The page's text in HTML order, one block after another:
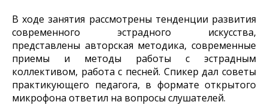
В ходе занятия рассмотрены тенденции развития
современного эстрадного искусства,
представлены авторская методика, современные
приемы и методы работы с эстрадным
коллективом, работа с песней. Спикер дал советы
практикующего педагога, в формате открытого
микрофона ответил на вопросы слушателей.